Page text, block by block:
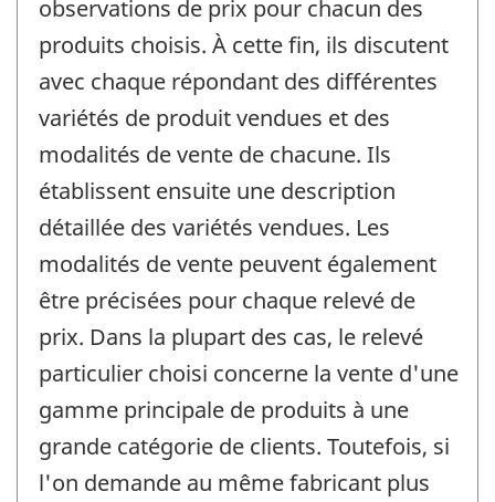
observations de prix pour chacun des
produits choisis. À cette fin, ils discutent
avec chaque répondant des différentes
variétés de produit vendues et des
modalités de vente de chacune. Ils
établissent ensuite une description
détaillée des variétés vendues. Les
modalités de vente peuvent également
être précisées pour chaque relevé de
prix. Dans la plupart des cas, le relevé
particulier choisi concerne la vente d'une
gamme principale de produits à une
grande catégorie de clients. Toutefois, si
l'on demande au même fabricant plus